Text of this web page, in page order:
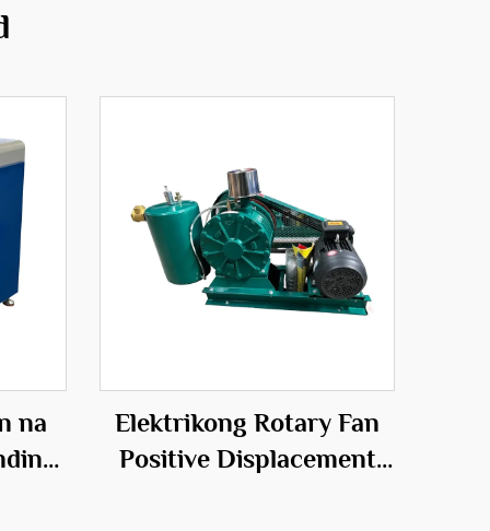
na
Elektrikong Rotary Fan
Positive Displacement